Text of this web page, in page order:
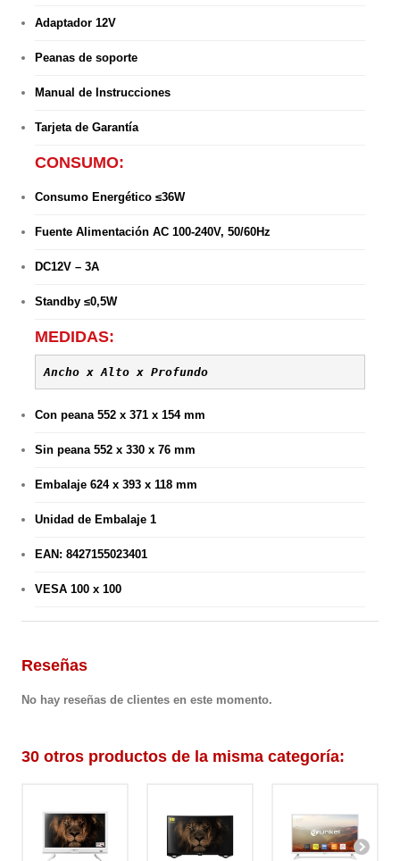
Adaptador 12V
Peanas de soporte
Manual de Instrucciones
Tarjeta de Garantía
CONSUMO:
Consumo Energético ≤36W
Fuente Alimentación AC 100-240V, 50/60Hz
DC12V – 3A
Standby ≤0,5W
MEDIDAS:
Ancho x Alto x Profundo
Con peana 552 x 371 x 154 mm
Sin peana 552 x 330 x 76 mm
Embalaje 624 x 393 x 118 mm
Unidad de Embalaje 1
EAN: 8427155023401
VESA 100 x 100
Reseñas
No hay reseñas de clientes en este momento.
30 otros productos de la misma categoría: